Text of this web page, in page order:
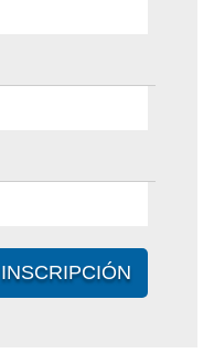
INSCRIPCIÓN